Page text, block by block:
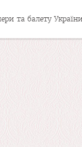
та балету